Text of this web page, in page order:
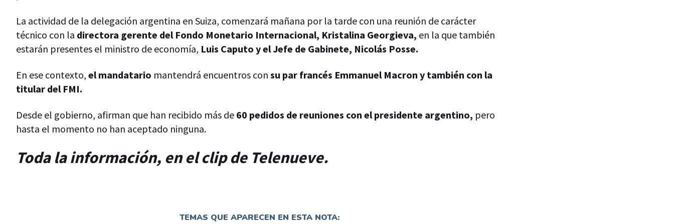
La actividad de la delegación argentina en Suiza, comenzará mañana por la tarde con una reunión de carácter
técnico con la directora gerente del Fondo Monetario Internacional, Kristalina Georgieva, en la que también
estarán presentes el ministro de economía, Luis Caputo y el Jefe de Gabinete, Nicolás Posse.
En ese contexto, el mandatario mantendrá encuentros con su par francés Emmanuel Macron y también con la
titular del FMI.
Desde el gobierno, afirman que han recibido más de 60 pedidos de reuniones con el presidente argentino, pero
hasta el momento no han aceptado ninguna.
Toda la información, en el clip de Telenueve.
TEMAS QUE APARECEN EN ESTA NOTA: